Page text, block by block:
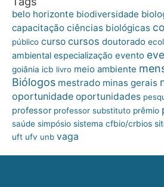
belo horizonte biodiversidade
capacitação ciências biológicas
público curso cursos doutorado
ambiental especialização evento
goiânia icb livro meio ambiente
Biólogos mestrado minas gerais
oportunidade oportunidades
professor professor substituto prêmio
saúde simpósio sistema cfbio/crbios
uft ufv unb vaga